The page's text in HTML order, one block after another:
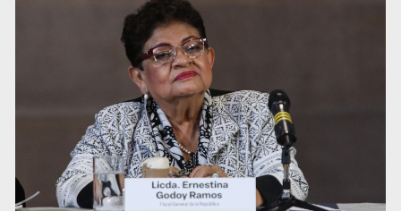
Jalisco mantiene la búsqueda de 21 adolescentes
desaparecidos durante julio